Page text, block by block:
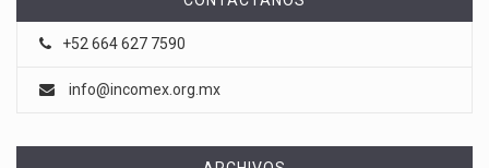
+52 664 627 7590
info@incomex.org.mx